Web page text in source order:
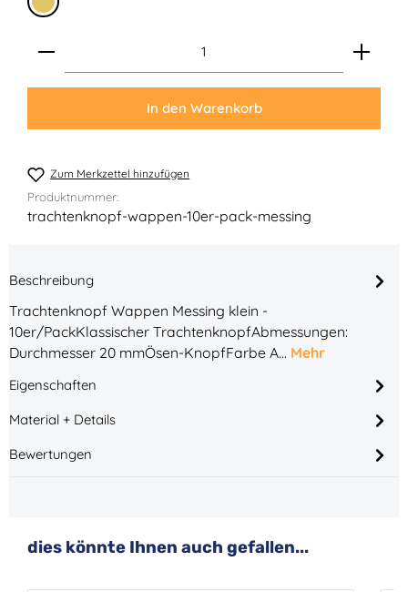
Messing
Produkt Anzahl: Gib den gewünschten Wert ein
In den Warenkorb
Zum Merkzettel hinzufügen
Produktnummer:
trachtenknopf-wappen-10er-pack-messing
Beschreibung
Trachtenknopf Wappen Messing klein -
10er/PackKlassischer TrachtenknopfAbmessungen:
Durchmesser 20 mmÖsen-KnopfFarbe A… Mehr
Eigenschaften
Material + Details
Bewertungen
Produktgalerie überspringen
dies könnte Ihnen auch gefallen...